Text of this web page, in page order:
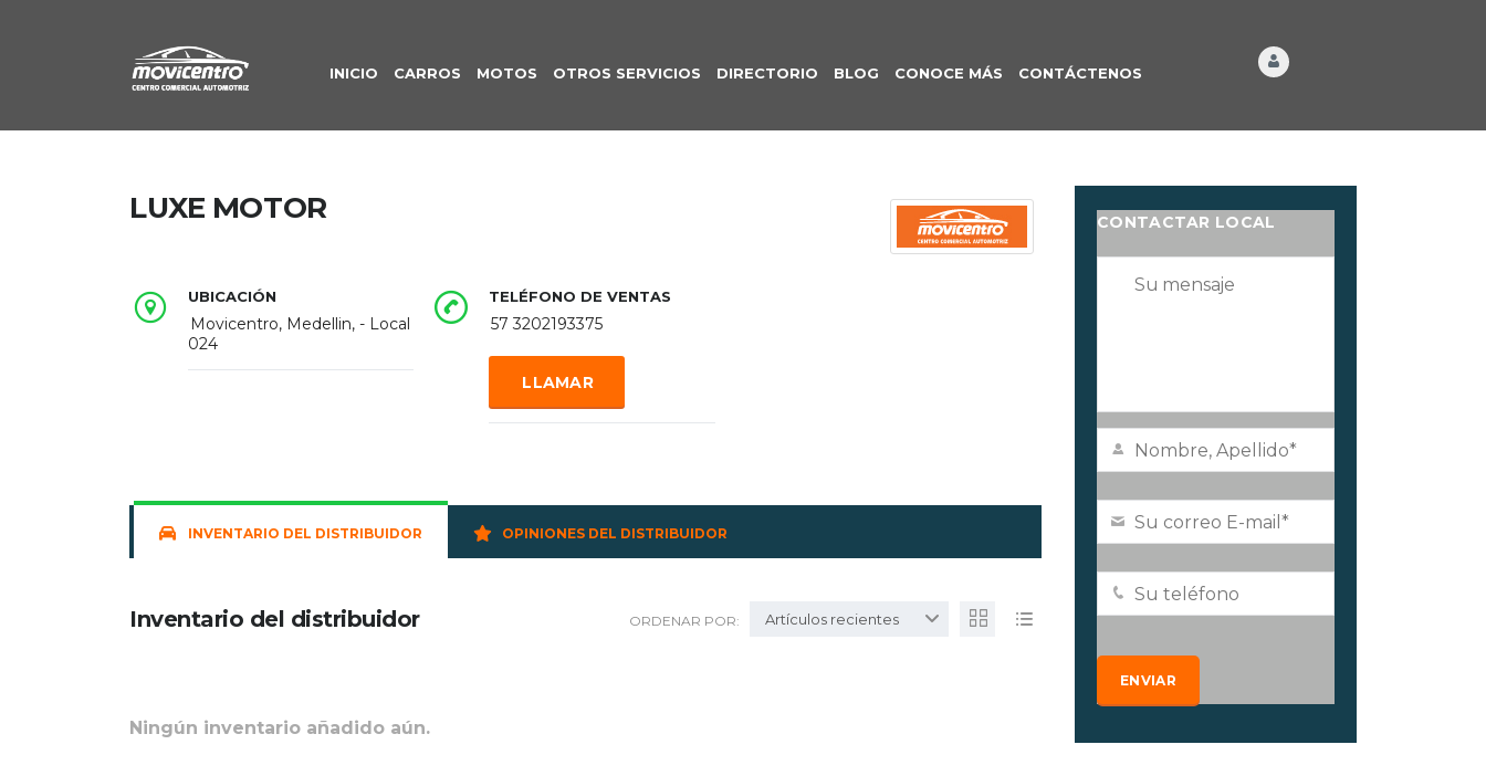
INICIO CARROS MOTOS OTROS SERVICIOS DIRECTORIO BLOG CONOCE MÁS CONTÁCTENOS
LUXE MOTOR
UBICACIÓN
Movicentro, Medellin, - Local
024
TELÉFONO DE VENTAS
57 3202193375
LLAMAR
INVENTARIO DEL DISTRIBUIDOR OPINIONES DEL DISTRIBUIDOR
Inventario del distribuidor ORDENAR POR: Artículos recientes
Ningún inventario añadido aún.
CONTACTAR LOCAL